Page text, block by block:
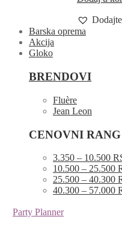
Barska oprema
Akcija
Gloko
BRENDOVI
Fluère
Jean Leon
CENOVNI RANG
3.350 – 10.500
10.500 – 25.500
25.500 – 40.300
40.300 – 57.000
Party Planner